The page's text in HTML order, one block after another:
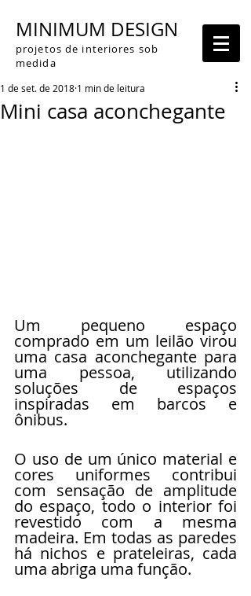
MINIMUM DESIGN
projetos de interiores sob
medida
Mini casa aconchegante
1 de set. de 2018 1 min de leitura
Um pequeno espaço
comprado em um leilão virou
uma casa aconchegante para
uma pessoa, utilizando
soluções de espaços
inspiradas em barcos e
ônibus.
O uso de um único material e
cores uniformes contribui
com sensação de amplitude
do espaço, todo o interior foi
revestido com a mesma
madeira. Em todas as paredes
há nichos e prateleiras, cada
uma abriga uma função.